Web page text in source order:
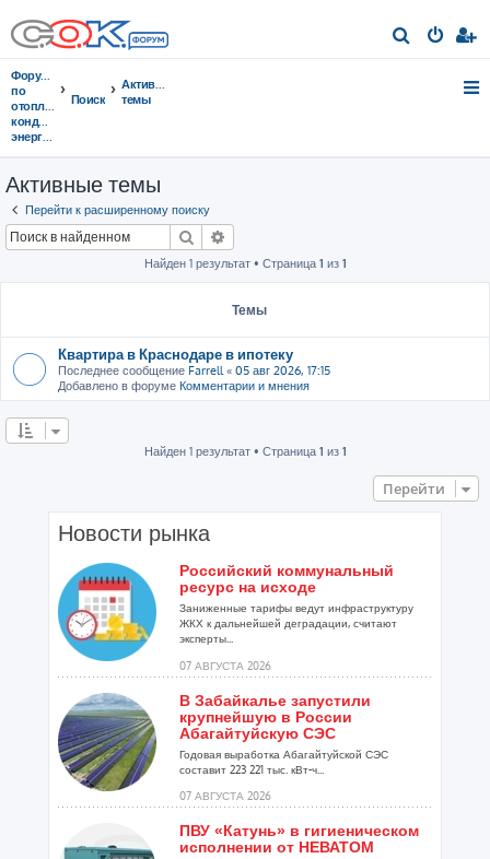
о
Форумы
по
отоплению,
кондиционированию,
энергосбережению
Поиск
Активные
темы
Активные темы
Перейти к расширенному поиску
Поиск
Найден 1 результат • Страница 1 из 1
Темы
Квартира в Краснодаре в ипотеку
Последнее сообщение Farrell « 05 авг 2026, 17:15
Добавлено в форуме Комментарии и мнения
Найден 1 результат • Страница 1 из 1
Перейти
Новости рынка
Российский коммунальный
ресурс на исходе
Заниженные тарифы ведут инфраструктуру
ЖКХ к дальнейшей деградации, считают
эксперты...
07 АВГУСТА 2026
В Забайкалье запустили
крупнейшую в России
Абагайтуйскую СЭС
Годовая выработка Абагайтуйской СЭС
составит 223 221 тыс. кВт-ч...
07 АВГУСТА 2026
ПВУ «Катунь» в гигиеническом
исполнении от НЕВАТОМ